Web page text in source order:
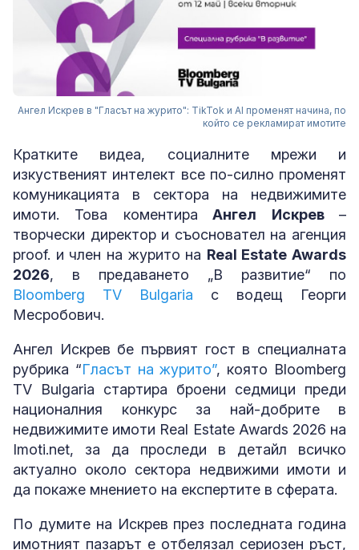
Ангел Искрев в "Гласът на журито": TikTok и AI променят начина, по
който се рекламират имотите
Кратките видеа, социалните мрежи и
изкуственият интелект все по-силно променят
комуникацията в сектора на недвижимите
имоти. Това коментира Ангел Искрев–
творчески директор и съосновател на агенция
proof. и член на журито на Real Estate Awards
2026, в предаването „В развитие“ по
Bloomberg TV Bulgaria с водещ Георги
Месробович.
Ангел Искрев бе първият гост в специалната
рубрика “Гласът на журито”, която Bloomberg
TV Bulgaria стартира броени седмици преди
националния конкурс за най-добрите в
недвижимите имоти Real Estate Awards 2026 на
Imoti.net, за да проследи в детайл всичко
актуално около сектора недвижими имоти и
да покаже мнението на експертите в сферата.
По думите на Искрев през последната година
имотният пазарът е отбелязал сериозен ръст,